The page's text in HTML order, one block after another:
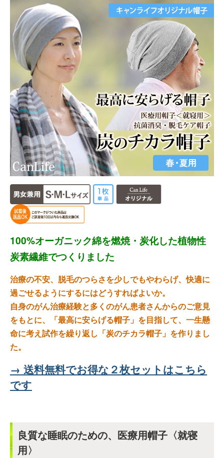
100%オーガニック綿を燃焼・炭化した植物性
炭素繊維でつくりました
治療の不安、脱毛のつらさを少しでもやわらげ、快適に
過ごせるようにするにはどうすればよいか。
自身のがん治療経験と多くのがん患者さんからのご意見
をもとに、「最高に安らげる帽子」を目指して、一生懸
命に考え試作を繰り返し「炭のチカラ帽子」を作りまし
た。
→ 送料無料でお得な２枚セットはこちら
です
良質な睡眠のための、医療用帽子〈就寝
用〉